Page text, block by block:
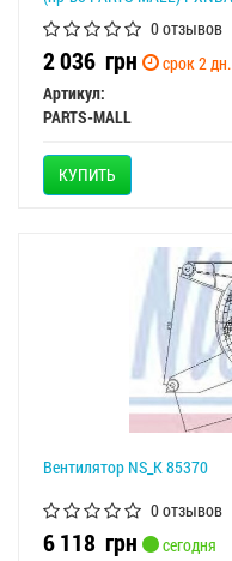
0 отзывов
2 036 грн
срок 2 дн.
Артикул:
PARTS-MALL
КУПИТЬ
Вентилятор NS_K 85370
0 отзывов
6 118 грн
сегодня